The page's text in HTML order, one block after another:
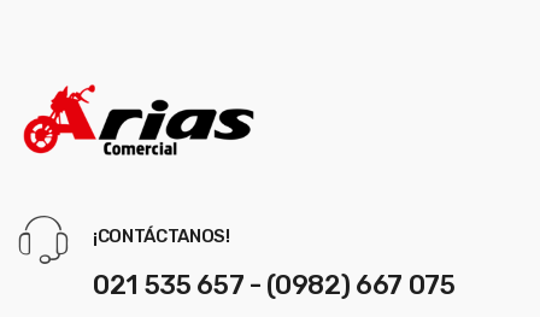
¡CONTÁCTANOS!
021 535 657 - (0982) 667 075